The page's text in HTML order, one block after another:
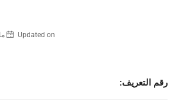
Updated on مارس 4, 2026 at 12:18 م
رقم التعريف: